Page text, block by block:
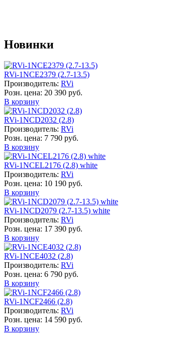
Новинки
RVi-1NCE2379 (2.7-13.5)
Производитель: RVi
Розн. цена: 20 390 руб.
В корзину
RVi-1NCD2032 (2.8)
Производитель: RVi
Розн. цена: 7 790 руб.
В корзину
RVi-1NCEL2176 (2.8) white
Производитель: RVi
Розн. цена: 10 190 руб.
В корзину
RVi-1NCD2079 (2.7-13.5) white
Производитель: RVi
Розн. цена: 17 390 руб.
В корзину
RVi-1NCE4032 (2.8)
Производитель: RVi
Розн. цена: 6 790 руб.
В корзину
RVi-1NCF2466 (2.8)
Производитель: RVi
Розн. цена: 14 590 руб.
В корзину